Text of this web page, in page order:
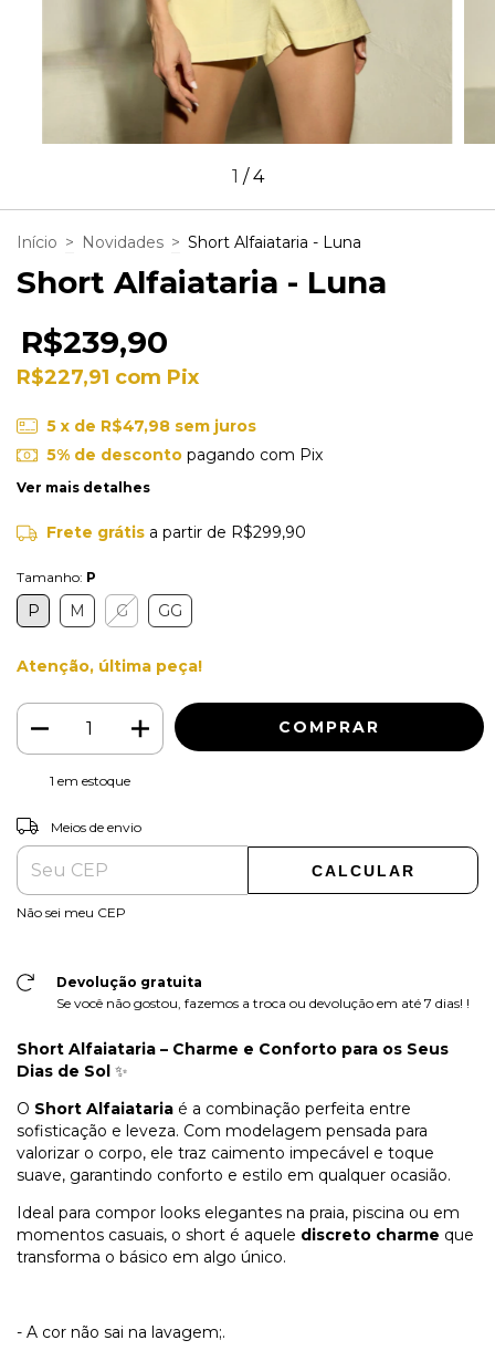
1 /4
Início > Novidades > Short Alfaiataria - Luna
Short Alfaiataria - Luna
R$239,90
R$227,91 com Pix
5 x de R$47,98 sem juros
5% de descontopagando com Pix
Ver mais detalhes
Frete grátis a partir de R$299,90
Tamanho: P
P M G GG
Atenção, última peça!
1 em estoque
Entregas para o CEP:
Meios de envio
CALCULAR
Não sei meu CEP
Devolução gratuita
Se você não gostou, fazemos a troca ou devolução em até 7 dias! !
Short Alfaiataria – Charme e Conforto para os Seus
Dias de Sol ✨
O Short Alfaiataria é a combinação perfeita entre
sofisticação e leveza. Com modelagem pensada para
valorizar o corpo, ele traz caimento impecável e toque
suave, garantindo conforto e estilo em qualquer ocasião.
Ideal para compor looks elegantes na praia, piscina ou em
momentos casuais, o short é aquele discreto charme que
transforma o básico em algo único.
- A cor não sai na lavagem;.